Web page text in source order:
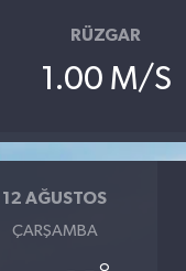
RÜZGAR
1.00 M/S
12 AĞUSTOS
ÇARŞAMBA